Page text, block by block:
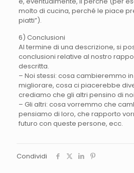
molto di cucina, perché le piace
piatti”).
6) Conclusioni
Al termine di una descrizione, si
conclusioni relative al nostro
descritta.
– Noi stessi: cosa cambieremmo
migliorare, cosa ci piacerebbe
crediamo che gli altri pensino di
– Gli altri: cosa vorremmo che
pensiamo di loro, che rapporto
futuro con queste persone, ecc.
Condividi